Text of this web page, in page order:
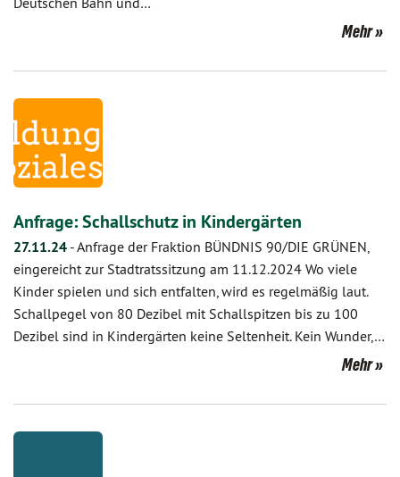
Mehr
Anfrage: Schallschutz in Kindergärten
27.11.24 -Anfrage der Fraktion BÜNDNIS 90/DIE GRÜNEN,
eingereicht zur Stadtratssitzung am 11.12.2024 Wo viele
Kinder spielen und sich entfalten, wird es regelmäßig laut.
Schallpegel von 80 Dezibel mit Schallspitzen bis zu 100
Dezibel sind in Kindergärten keine Seltenheit. Kein Wunder,…
Mehr